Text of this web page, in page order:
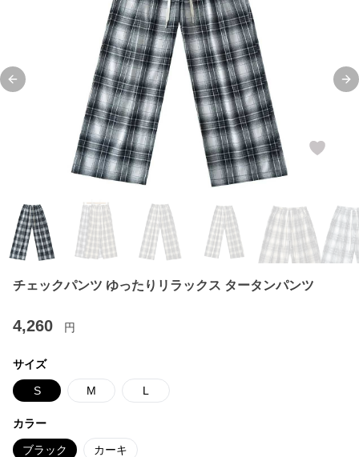
Previous slide
チェックパンツ ゆったりリラックス タータンパンツ
4,260 円
サイズ
S M L
カラー
ブラック カーキ